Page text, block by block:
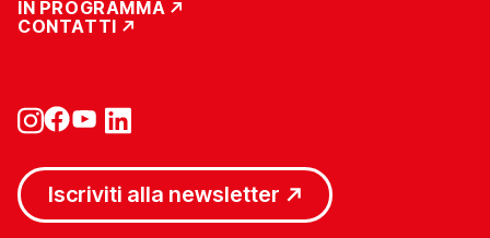
IN PROGRAMMA
CONTATTI
Iscriviti alla newsletter